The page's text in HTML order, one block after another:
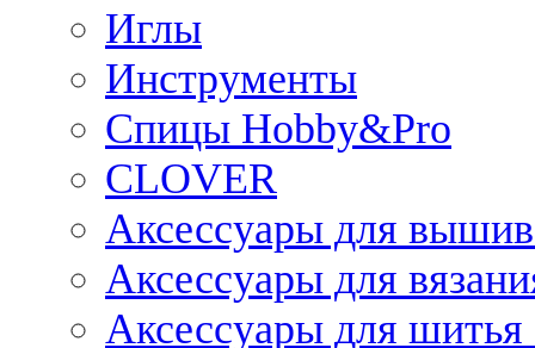
Иглы
Инструменты
Спицы Hobby&Pro
CLOVER
Аксессуары для
Аксессуары для
Аксессуары для